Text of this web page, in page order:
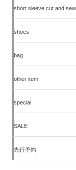
short sleeve cut and
shoes
bag
other item
special
SALE
先行予約